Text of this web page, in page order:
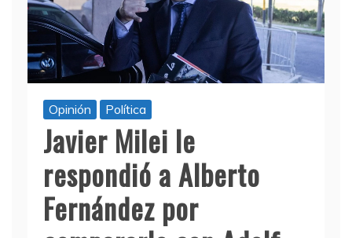
Opinión Política
Javier Milei le
respondió a Alberto
Fernández por